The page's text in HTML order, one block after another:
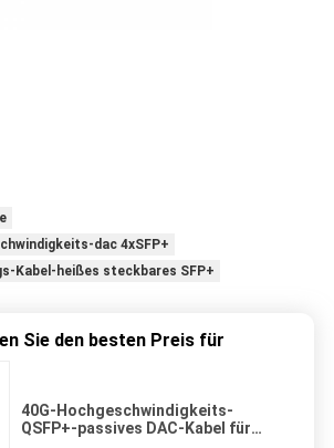
dac 4xSFP+
Kabel-heißes steckbares SFP+
Sie den besten Preis für
40G-Hochgeschwindigkeits-
QSFP+-passives DAC-Kabel für